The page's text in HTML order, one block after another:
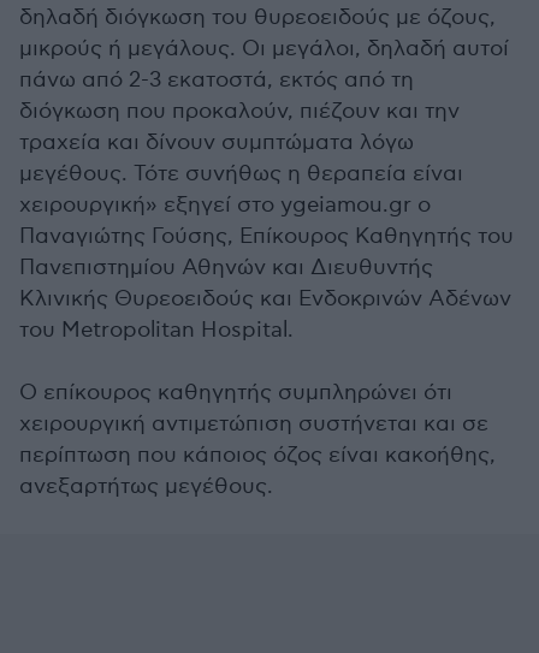
δηλαδή διόγκωση του θυρεοειδούς µε όζους,
µικρούς ή µεγάλους. Οι µεγάλοι, δηλαδή αυτοί
πάνω από 2-3 εκατοστά, εκτός από τη
διόγκωση που προκαλούν, πιέζουν και την
τραχεία και δίνουν συµπτώµατα λόγω
µεγέθους. Τότε συνήθως η θεραπεία είναι
χειρουργική» εξηγεί στο ygeiamou.gr ο
Παναγιώτης Γούσης, Επίκουρος Καθηγητής του
Πανεπιστημίου Αθηνών και ∆ιευθυντής
Κλινικής Θυρεοειδούς και Ενδοκρινών Αδένων
του Metropolitan Hospital.
Ο επίκουρος καθηγητής συμπληρώνει ότι
χειρουργική αντιμετώπιση συστήνεται και σε
περίπτωση που κάποιος όζος είναι κακοήθης,
ανεξαρτήτως µεγέθους.